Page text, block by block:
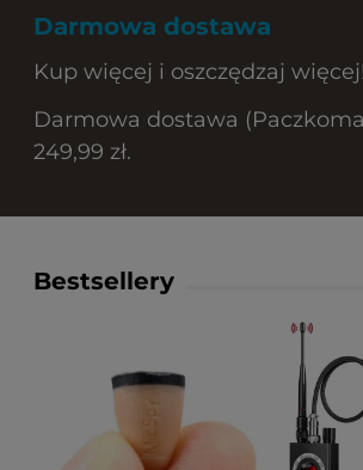
Darmowa dostawa
Kup więcej i oszczędzaj więcej!
Darmowa dostawa
249,99 zł.
Bestsellery